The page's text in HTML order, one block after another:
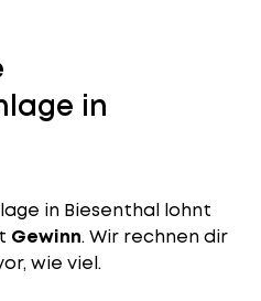
in
in Biesenthal lohnt
Gewinn. Wir rechnen dir
wie viel.